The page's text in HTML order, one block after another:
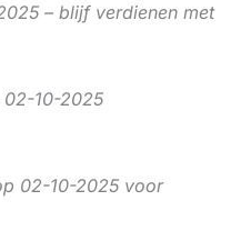
– blijf verdienen met
10-2025
02-10-2025 voor